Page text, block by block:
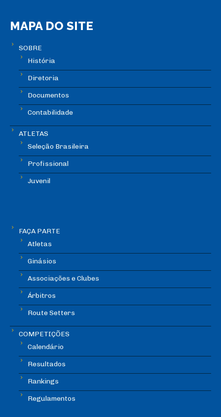
MAPA DO SITE
SOBRE
História
Diretoria
Documentos
Contabilidade
ATLETAS
Seleção Brasileira
Profissional
Juvenil
FAÇA PARTE
Atletas
Ginásios
Associações e Clubes
Árbitros
Route Setters
COMPETIÇÕES
Calendário
Resultados
Rankings
Regulamentos